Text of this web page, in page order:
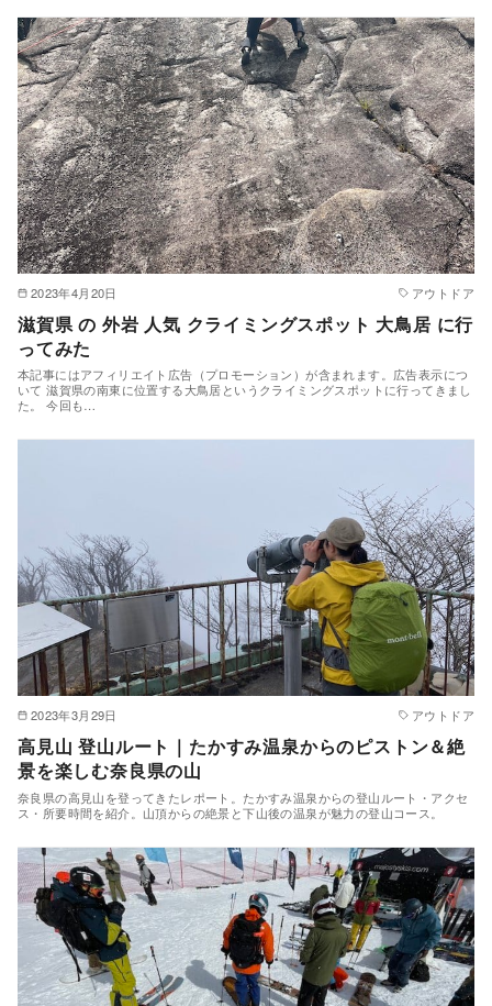
2023年4月20日 アウトドア
滋賀県 の 外岩 人気 クライミングスポット 大鳥居 に行
ってみた
本記事にはアフィリエイト広告（プロモーション）が含まれます。広告表示につ
いて 滋賀県の南東に位置する大鳥居というクライミングスポットに行ってきまし
た。 今回も…
2023年3月29日 アウトドア
高見山 登山ルート｜たかすみ温泉からのピストン＆絶
景を楽しむ奈良県の山
奈良県の高見山を登ってきたレポート。たかすみ温泉からの登山ルート・アクセ
ス・所要時間を紹介。山頂からの絶景と下山後の温泉が魅力の登山コース。